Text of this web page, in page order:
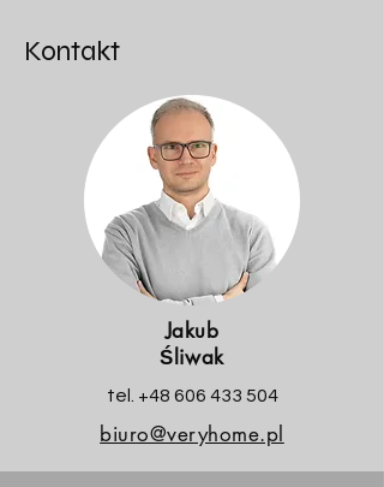
Kontakt
Jakub
Śliwak
tel. ‭+48 606 433 504
biuro@veryhome.pl